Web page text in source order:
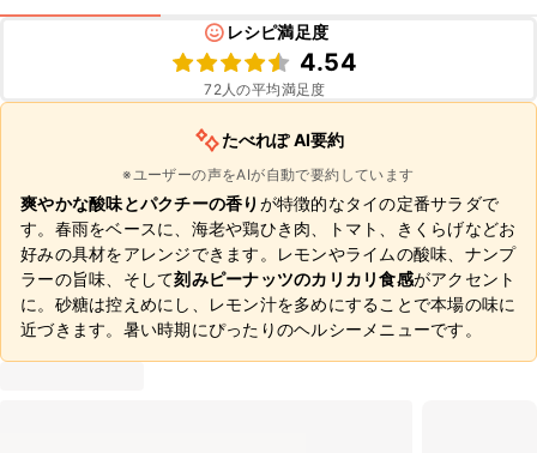
レシピ満足度
4.54
72人の平均満足度
たべれぽ AI要約
※ユーザーの声をAIが自動で要約しています
爽やかな酸味とパクチーの香り が特徴的なタイの定番サラダで
す。春雨をベースに、海老や鶏ひき肉、トマト、きくらげなどお
好みの具材をアレンジできます。レモンやライムの酸味、ナンプ
ラーの旨味、そして刻みピーナッツのカリカリ食感がアクセント
に。砂糖は控えめにし、レモン汁を多めにすることで本場の味に
近づきます。暑い時期にぴったりのヘルシーメニューです。